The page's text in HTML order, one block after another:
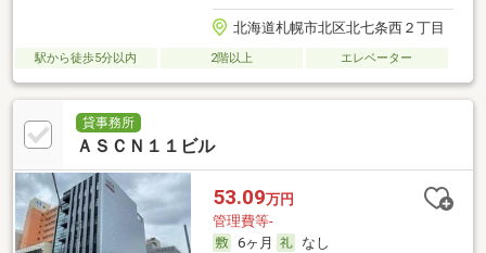
北海道札幌市北区北七条西２丁目
駅から徒歩5分以内 2階以上 エレベーター
貸事務所
ＡＳＣＮ１１ビル
53.09万円
管理費等-
6ヶ月
なし